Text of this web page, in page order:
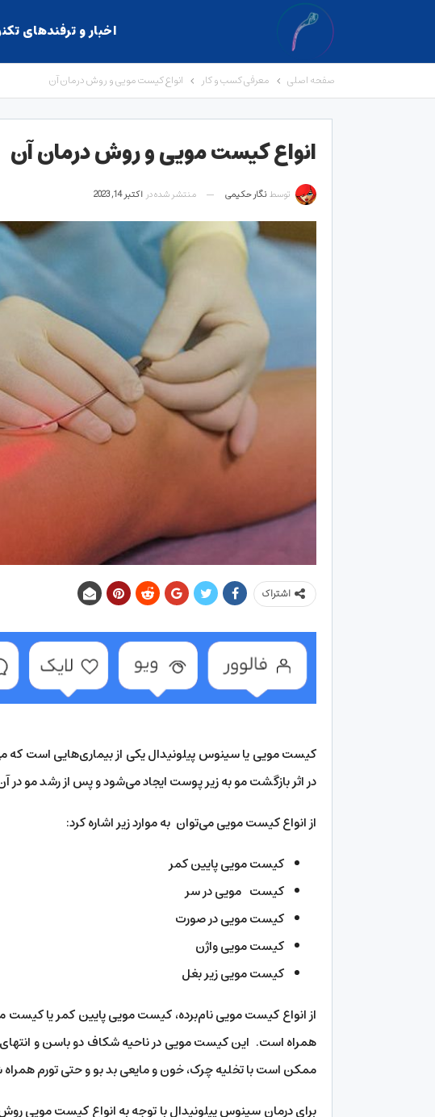
اخبار و ترفندهای
صفحه اصلی معرفی کسب و کار انواع کیست مویی و روش درمان آن
انواع کیست مویی و روش درمان آن
توسط نگار حکیمی منتشر شده در اکتبر 14, 2023
اشتراک
کیست مویی یا سینوس پیلونیدال یکی از بیماری‌هایی است که
در اثر بازگشت مو به زیر پوست ایجاد می‌شود و پس از رشد مو در
از انواع کیست مویی می‌توان به موارد زیر اشاره کرد:
کیست مویی پایین کمر
کیست مویی در سر
کیست مویی در صورت
کیست مویی واژن
کیست مویی زیر بغل
از انواع کیست مویی نام‌برده، کیست مویی پایین کمر یا کیست
همراه است. این کیست مویی در ناحیه شکاف دو باسن و
ممکن است با تخلیه چرک، خون و مایعی بد بو و حتی تورم
برای درمان سینوس پیلونیدال با توجه به انواع کیست مویی